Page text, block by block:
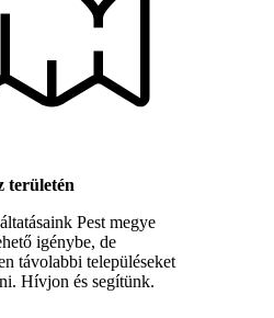
területén
Pest megye
igénybe, de
távolabbi településeket
Hívjon és segítünk.